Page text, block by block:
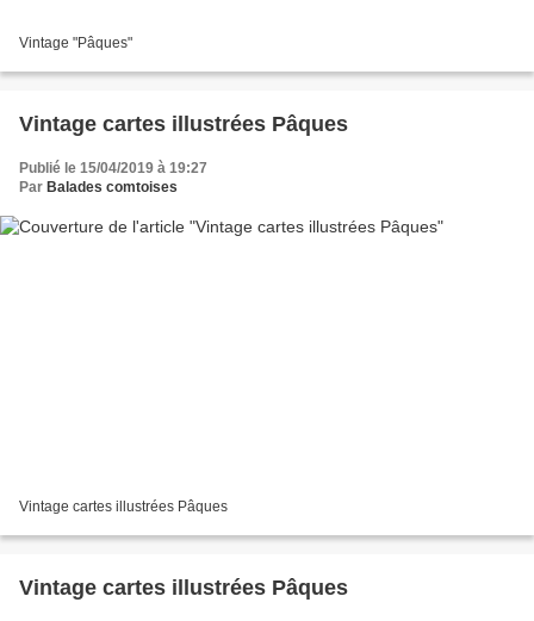
Vintage "Pâques"
Vintage cartes illustrées Pâques
Publié le 15/04/2019 à 19:27
Par Balades comtoises
Vintage cartes illustrées Pâques
Vintage cartes illustrées Pâques